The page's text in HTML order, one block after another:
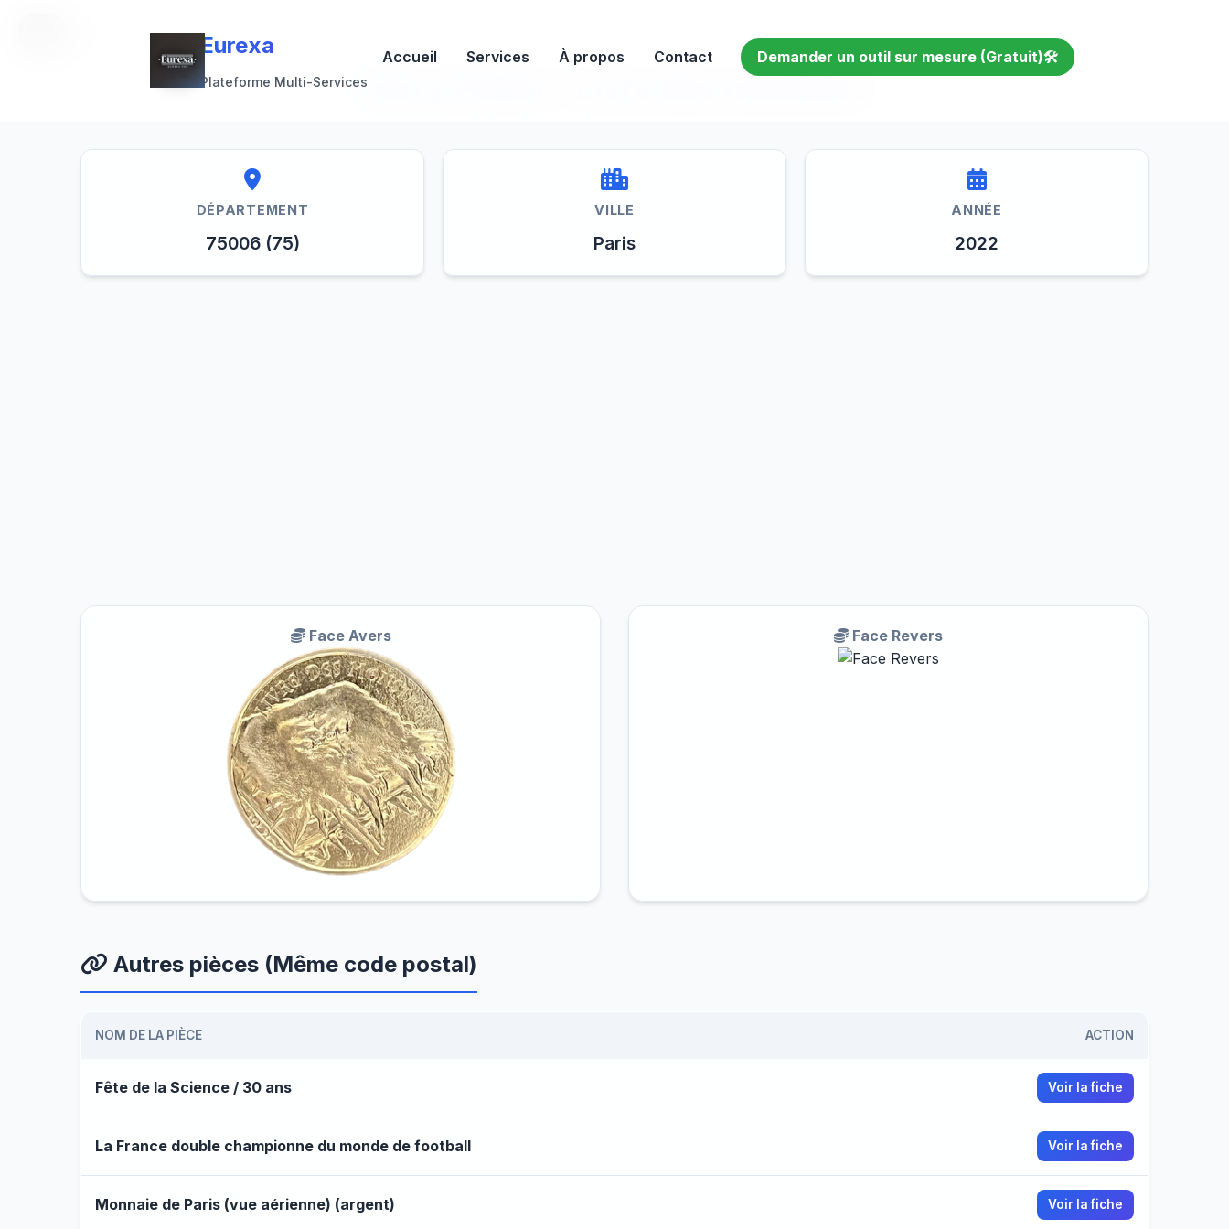
Eurexa
Plateforme Multi-Services
Accueil Services À propos Contact Demander un outil sur mesure (Gratuit)🛠️
Harry Potter / Livre des monstres
DÉPARTEMENT
75006 (75)
VILLE
Paris
ANNÉE
2022
Face Avers Face Revers
Autres pièces (Même code postal)
NOM DE LA PIÈCE ACTION
Fête de la Science / 30 ans Voir la fiche
La France double championne du monde de football Voir la fiche
Monnaie de Paris (vue aérienne) (argent) Voir la fiche